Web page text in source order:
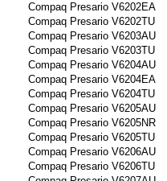
Compaq Presario V6202EA
Compaq Presario V6202TU
Compaq Presario V6203AU
Compaq Presario V6203TU
Compaq Presario V6204AU
Compaq Presario V6204EA
Compaq Presario V6204TU
Compaq Presario V6205AU
Compaq Presario V6205NR
Compaq Presario V6205TU
Compaq Presario V6206AU
Compaq Presario V6206TU